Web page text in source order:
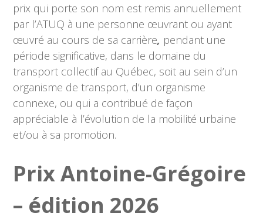
prix qui porte son nom est remis annuellement
par l’ATUQ à une personne œuvrant ou ayant
œuvré au cours de sa carrière, pendant une
période significative, dans le domaine du
transport collectif au Québec, soit au sein d’un
organisme de transport, d’un organisme
connexe, ou qui a contribué de façon
appréciable à l’évolution de la mobilité urbaine
et/ou à sa promotion.
Prix Antoine-Grégoire
– édition 2026